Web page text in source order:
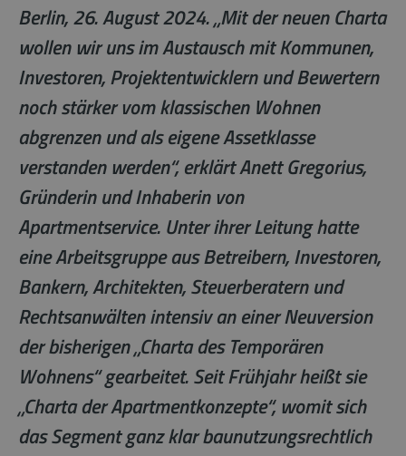
Berlin, 26. August 2024. „Mit der neuen Charta
wollen wir uns im Austausch mit Kommunen,
Investoren, Projektentwicklern und Bewertern
noch stärker vom klassischen Wohnen
abgrenzen und als eigene Assetklasse
verstanden werden“, erklärt Anett Gregorius,
Gründerin und Inhaberin von
Apartmentservice. Unter ihrer Leitung hatte
eine Arbeitsgruppe aus Betreibern, Investoren,
Bankern, Architekten, Steuerberatern und
Rechtsanwälten intensiv an einer Neuversion
der bisherigen „Charta des Temporären
Wohnens“ gearbeitet. Seit Frühjahr heißt sie
„Charta der Apartmentkonzepte“, womit sich
das Segment ganz klar baunutzungsrechtlich